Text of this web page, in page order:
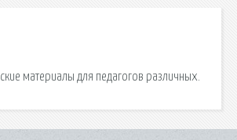
материалы для педагогов различных.